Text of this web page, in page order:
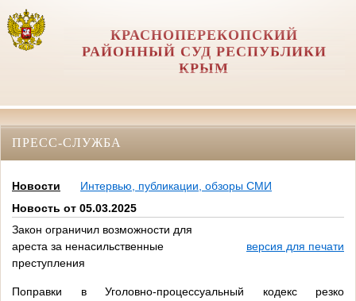
КРАСНОПЕРЕКОПСКИЙ
РАЙОННЫЙ СУД РЕСПУБЛИКИ
КРЫМ
ПРЕСС-СЛУЖБА
Новости
Интервью, публикации, обзоры СМИ
Новость от 05.03.2025
Закон ограничил возможности для
ареста за ненасильственные
преступления
версия для печати
Поправки в Уголовно-процессуальный кодекс резко